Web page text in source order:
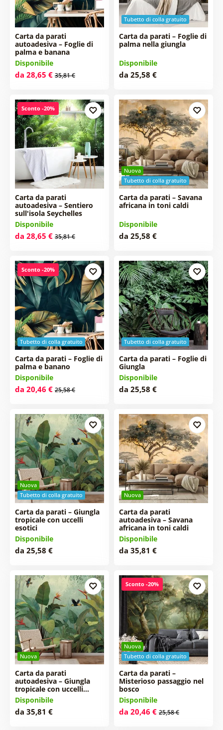
Carta da parati
autoadesiva – Foglie di
palma e banana
Disponibile
da 28,65 € 35,81 €
Tubetto di colla gratuito
Carta da parati – Foglie di
palma nella giungla
Disponibile
da 25,58 €
Sconto -20%
Carta da parati
autoadesiva – Sentiero
sull'isola Seychelles
Disponibile
da 28,65 € 35,81 €
Nuova
Tubetto di colla gratuito
Carta da parati – Savana
africana in toni caldi
Disponibile
da 25,58 €
Tubetto di colla gratuito
Sconto -20%
Carta da parati – Foglie di
palma e banano
Disponibile
da 20,46 € 25,58 €
Tubetto di colla gratuito
Carta da parati – Foglie di
Giungla
Disponibile
da 25,58 €
Nuova
Tubetto di colla gratuito
Carta da parati – Giungla
tropicale con uccelli
esotici
Disponibile
da 25,58 €
Nuova
Carta da parati
autoadesiva – Savana
africana in toni caldi
Disponibile
da 35,81 €
Nuova
Carta da parati
autoadesiva – Giungla
tropicale con uccelli…
Disponibile
da 35,81 €
Nuova
Tubetto di colla gratuito
Sconto -20%
Carta da parati –
Misterioso passaggio nel
bosco
Disponibile
da 20,46 € 25,58 €